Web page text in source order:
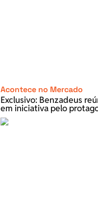
Acontece no Mercado
Exclusivo: Benzadeus
em iniciativa pelo